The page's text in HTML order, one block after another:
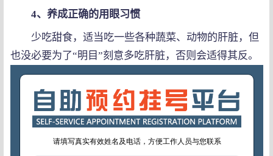
4、养成正确的用眼习惯
少吃甜食，适当吃一些各种蔬菜、动物的肝脏，但
也没必要为了“明目”刻意多吃肝脏，否则会适得其反。